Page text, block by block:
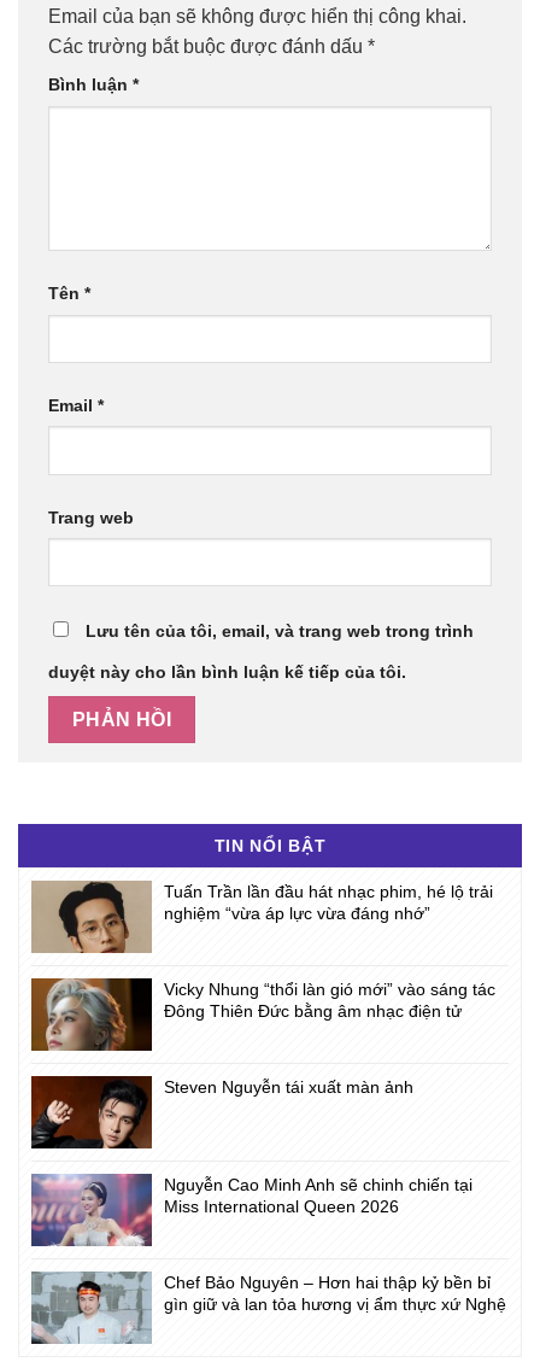
Email của bạn sẽ không được hiển thị công khai.
Các trường bắt buộc được đánh dấu *
Bình luận *
Tên *
Email *
Trang web
Lưu tên của tôi, email, và trang web trong trình
duyệt này cho lần bình luận kế tiếp của tôi.
TIN NỔI BẬT
Tuấn Trần lần đầu hát nhạc phim, hé lộ trải
nghiệm “vừa áp lực vừa đáng nhớ”
Vicky Nhung “thổi làn gió mới” vào sáng tác
Đông Thiên Đức bằng âm nhạc điện tử
Steven Nguyễn tái xuất màn ảnh
Nguyễn Cao Minh Anh sẽ chinh chiến tại
Miss International Queen 2026
Chef Bảo Nguyên – Hơn hai thập kỷ bền bỉ
gìn giữ và lan tỏa hương vị ẩm thực xứ Nghệ